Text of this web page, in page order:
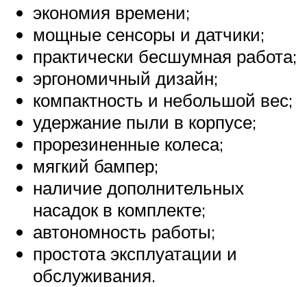
экономия времени;
мощные сенсоры и датчики;
практически бесшумная работа;
эргономичный дизайн;
компактность и небольшой вес;
удержание пыли в корпусе;
прорезиненные колеса;
мягкий бампер;
наличие дополнительных
насадок в комплекте;
автономность работы;
простота эксплуатации и
обслуживания.